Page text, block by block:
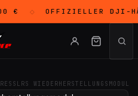
€ ◇ OFFIZIELLER DJI-
WIEDERHERSTELLUNGSMODUL